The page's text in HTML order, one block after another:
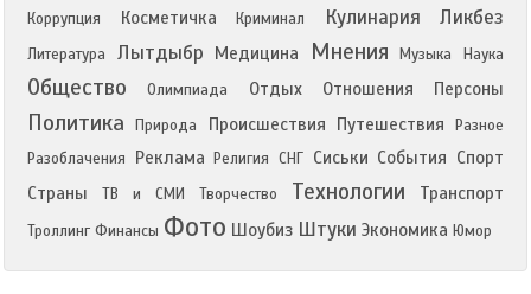
Коррупция Косметичка Криминал Кулинария Ликбез
Литература Лытдыбр Медицина Мнения Музыка Наука
Общество Олимпиада Отдых Отношения Персоны
Политика Природа Происшествия Путешествия
Разное
Разоблачения
Реклама Религия СНГ Сиськи События Спорт
Страны
ТВ и СМИ Творчество Технологии Транспорт
Троллинг Финансы Фото Шоубиз Штуки Экономика Юмор